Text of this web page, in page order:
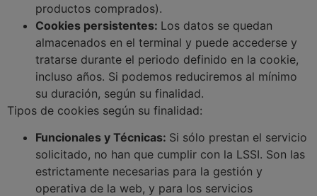
productos comprados).
Cookies persistentes: Los datos se quedan
almacenados en el terminal y puede accederse y
tratarse durante el periodo definido en la cookie,
incluso años. Si podemos reduciremos al mínimo
su duración, según su finalidad.
Tipos de cookies según su finalidad:
Funcionales y Técnicas: Si sólo prestan el servicio
solicitado, no han que cumplir con la LSSI. Son las
estrictamente necesarias para la gestión y
operativa de la web, y para los servicios